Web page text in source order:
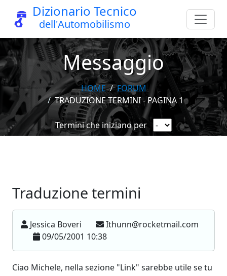
Dizionario Tecnico
dell'Automobilismo
Messaggio
HOME
FORUM
TRADUZIONE TERMINI - PAGINA 1
Termini che iniziano per
Traduzione termini
Jessica Boveri
Ithunn@rocketmail.com
09/05/2001 10:38
Ciao Michele, nella sezione "Link" sarebbe utile se tu